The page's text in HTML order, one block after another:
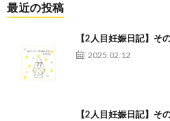
最近の投稿
【2人目妊娠日記】そ
2025.02.12
【2人目妊娠日記】そ